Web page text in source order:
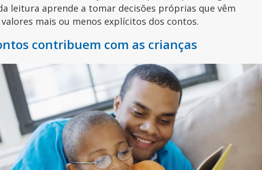
leitura aprende a tomar decisões próprias que vêm
mais ou menos explícitos dos contos.
contribuem com as crianças